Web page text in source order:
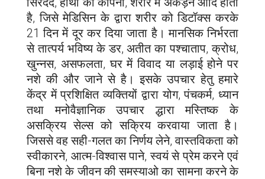
है, जिसे मेडिसिन के द्वारा शरीर को डिटॉक्स करके
21 दिन में दूर कर दिया जाता है। मानसिक निर्भरता
से तात्पर्य भविष्य के डर, अतीत का पश्चाताप, क्रोध,
खुन्नस, असफलता, घर में विवाद या लड़ाई होने पर
नशे की और जाने से है। इसके उपचार हेतु हमारे
केंद्र में प्रशिक्षित व्यक्तियों द्वारा योग, पंचकर्म, ध्यान
तथा मनोवैज्ञानिक उपचार द्धारा मस्तिष्क के
असक्रिय सेल्स को सक्रिय करवाया जाता है।
जिससे वह सही-गलत का निर्णय लेने, वास्तविकता को
स्वीकारने, आत्म-विश्वास पाने, स्वयं से प्रेम करने एवं
बिना नशे के जीवन की समस्याओ का सामना करने के